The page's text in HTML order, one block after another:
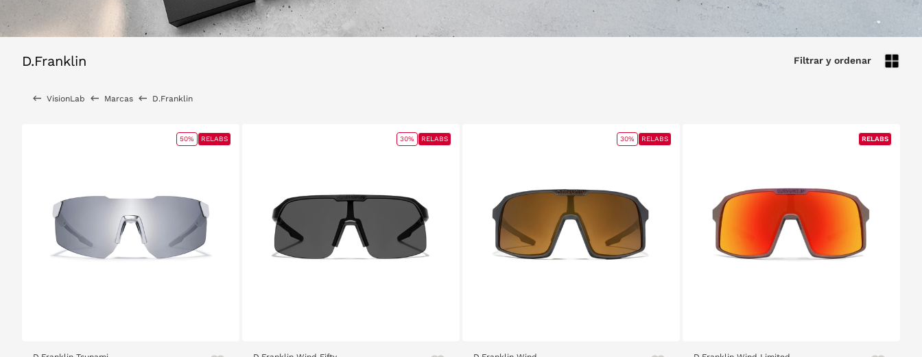
D.Franklin Filtrar y ordenar
VisionLab Marcas D.Franklin
50% RELABS 30% RELABS 30% RELABS RELABS
RELABS